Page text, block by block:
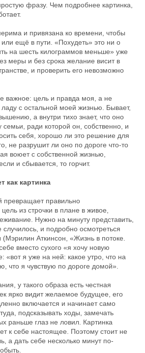
фразу. Чем подробнее картинка,
и привязана ко времени, чтобы
ещё в пути. «Похудеть» это ни о
на шесть килограммов меньше» уже
меры и без срока желание висит в
и проверить его невозможно
важное: цель и правда моя, а не
с остальной моей жизнью. Бывает,
а внутри тихо знает, что оно
семьи, ради которой он, собственно, и
себя, хорошо ли это решение для
не разрушит ли оно по дороге что-то
воюет с собственной жизнью,
и сбывается, то горчит.
как картинка
превращает правильно
из строчки в плане в живое,
Нужно на минуту представить,
и подробно осмотреться
(Мэрилин Аткинсон, «Жизнь в потоке.
вместо сухого «я хочу новую
«вот я уже на ней: какое утро, что на
что я чувствую по дороге домой».
у такого образа есть честная
ярко видит желаемое будущее, его
включается и начинает само
подсказывать ходы, замечать
раньше глаз не ловил. Картинка
к себе настоящее. Поэтому стоит не
а дать себе несколько минут по-